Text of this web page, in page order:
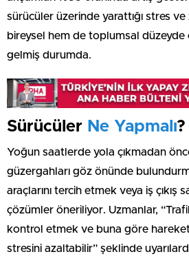
sürücüler üzerinde yarattığı stres
bireysel hem de toplumsal
gelmiş durumda.
Sürücüler Ne Yapmalı?
Yoğun saatlerde yola çıkmadan
güzergahları göz önünde
araçlarını tercih etmek veya iş çıkış
çözümler öneriliyor. Uzmanlar,
kontrol etmek ve buna göre
stresini azaltabilir” şeklinde